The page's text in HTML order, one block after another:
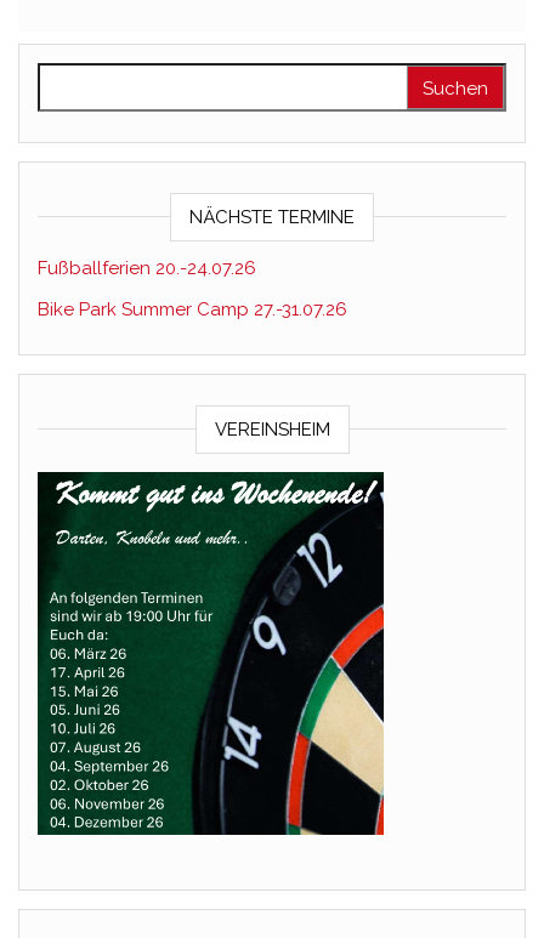
NÄCHSTE TERMINE
Fußballferien 20.-24.07.26
Bike Park Summer Camp 27.-31.07.26
VEREINSHEIM